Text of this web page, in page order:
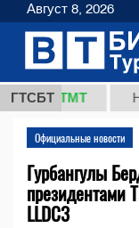
ГТСБТ
ТМТ
Официальные новости
Гурбангулы
президентами
LLDC3
Август 8, 2026